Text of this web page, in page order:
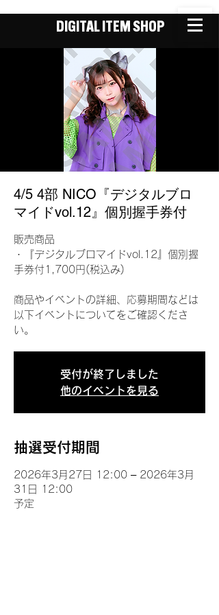
DIGITAL ITEM SHOP
4/5 4部 NICO『デジタルブロ
マイドvol.12』個別握手券付
販売商品
・『デジタルブロマイドvol.12』個別握
手券付1,700円(税込み)
商品やイベントの詳細、応募期間などは
以下イベントについてをご確認くださ
い。
受付が終了しました
他のイベントを見る
抽選受付期間
2026年3月27日 12:00 – 2026年3月
31日 12:00
予定